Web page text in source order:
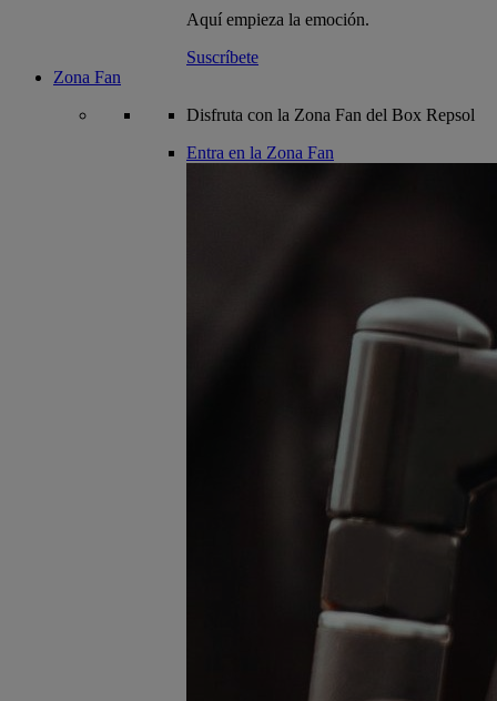
Aquí empieza la emoción.
Suscríbete
Zona Fan
Disfruta con la Zona Fan del Box Repsol
Entra en la Zona Fan